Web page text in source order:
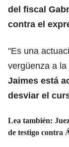
del fiscal
contra el
"Es una
vergüenza a
Jaimes está
desviar el
Lea también:
de testigo contra